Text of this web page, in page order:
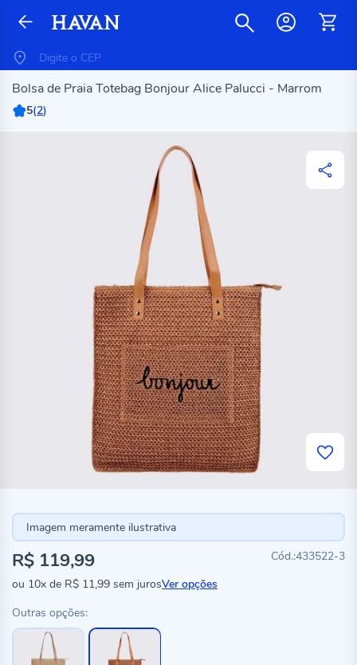
Bolsa de Praia Totebag Bonjour Alice Palucci - Marrom
5(2)
Imagem meramente ilustrativa
433522-3
R$ 119,99
ou 10x de R$ 11,99 sem jurosVer opções
Outras opções: